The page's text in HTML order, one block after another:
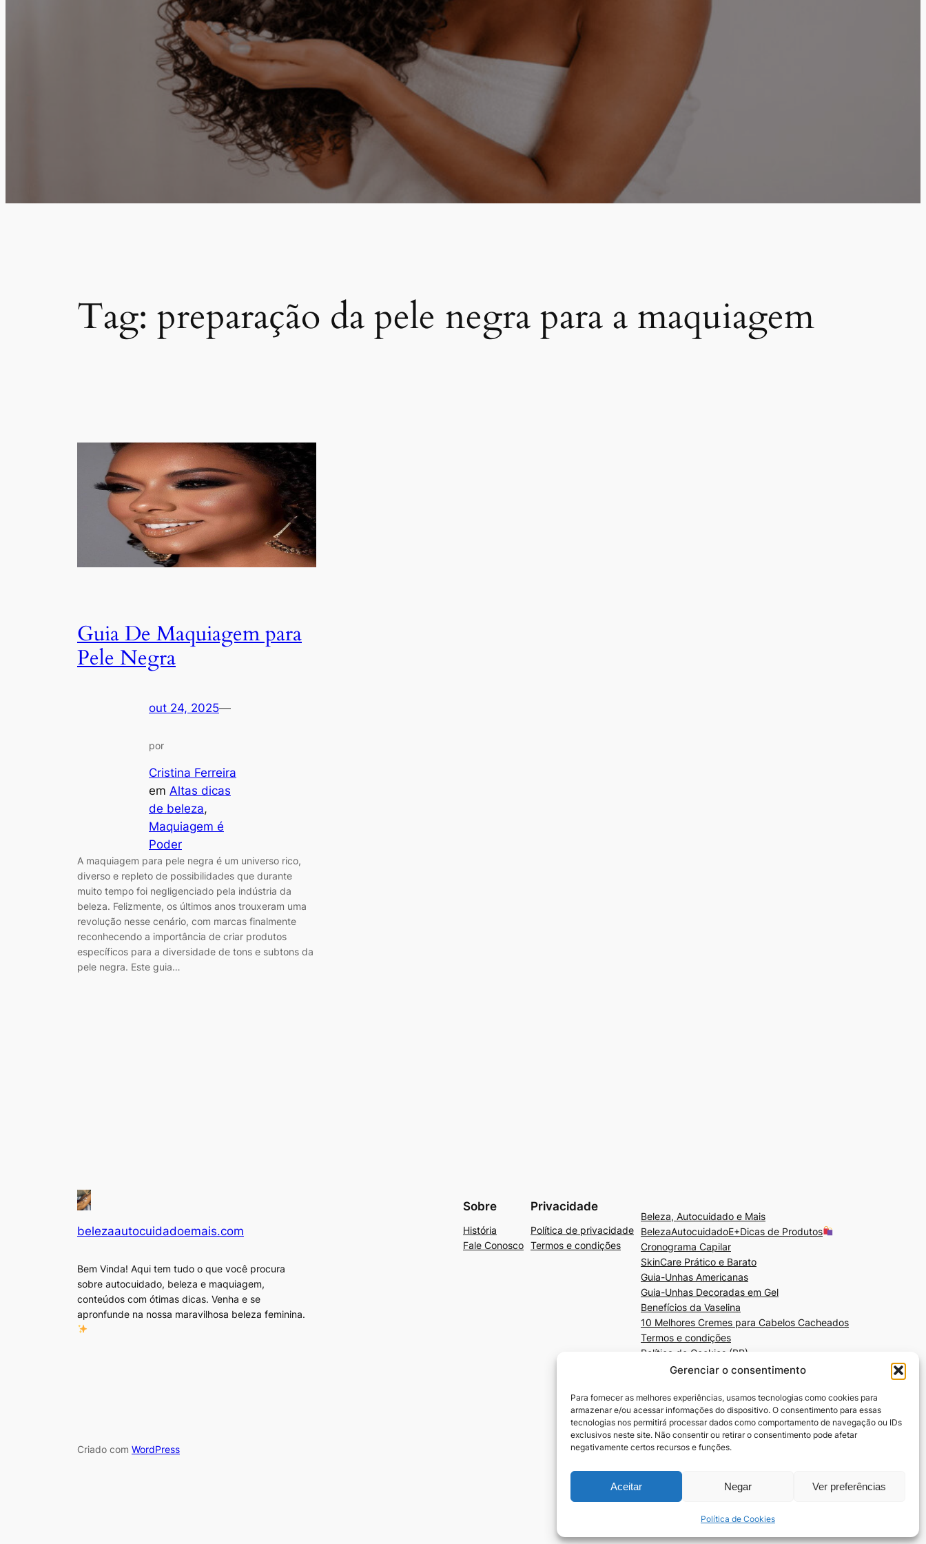
Gerenciar o consentimento
Para fornecer as melhores experiências, usamos tecnologias como cookies para
armazenar e/ou acessar informações do dispositivo. O consentimento para essas
tecnologias nos permitirá processar dados como comportamento de navegação ou IDs
exclusivos neste site. Não consentir ou retirar o consentimento pode afetar
negativamente certos recursos e funções.
Aceitar Negar Ver preferências
Política de Cookies
Tag: preparação da pele negra para a maquiagem
Guia De Maquiagem para
Pele Negra
out 24, 2025—
por
Cristina Ferreira
em Altas dicas
de beleza
Maquiagem é
Poder
A maquiagem para pele negra é um universo rico,
diverso e repleto de possibilidades que durante
muito tempo foi negligenciado pela indústria da
beleza. Felizmente, os últimos anos trouxeram uma
revolução nesse cenário, com marcas finalmente
reconhecendo a importância de criar produtos
específicos para a diversidade de tons e subtons da
pele negra. Este guia…
belezaautocuidadoemais.com
Bem Vinda! Aqui tem tudo o que você procura
sobre autocuidado, beleza e maquiagem,
conteúdos com ótimas dicas. Venha e se
apronfunde na nossa maravilhosa beleza feminina.
Sobre
História
Fale Conosco
Privacidade
Política de privacidade
Termos e condições
Beleza, Autocuidado e Mais
BelezaAutocuidadoE+Dicas de Produtos
Cronograma Capilar
SkinCare Prático e Barato
Guia-Unhas Americanas
Guia-Unhas Decoradas em Gel
Benefícios da Vaselina
10 Melhores Cremes para Cabelos Cacheados
Termos e condições
Política de Cookies (BR)
Criado com WordPress